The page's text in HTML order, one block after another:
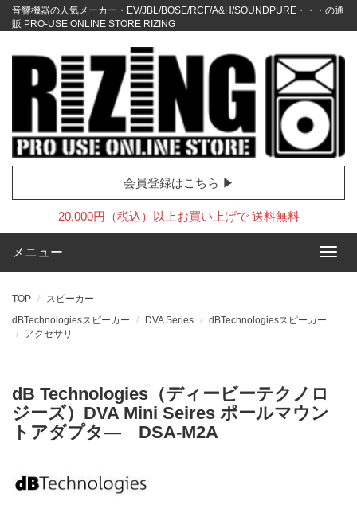
音響機器の人気メーカー・EV/JBL/BOSE/RCF/A&H/SOUNDPURE・・・の通
販 PRO-USE ONLINE STORE RIZING
会員登録はこちら ▶
20,000円（税込）以上お買い上げで 送料無料
メニュー
TOP
スピーカー
dBTechnologiesスピーカー
DVA Series
dBTechnologiesスピーカー
アクセサリ
dB Technologies（ディービーテクノロ
ジーズ）DVA Mini Seires ポールマウン
トアダプタ― DSA-M2A